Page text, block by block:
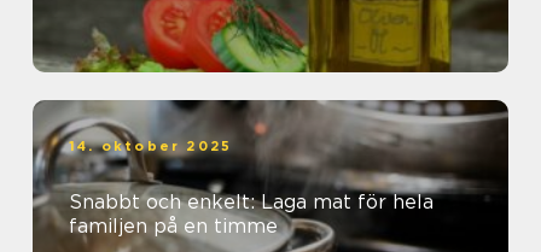
14. oktober 2025
Snabbt och enkelt: Laga mat för hela
familjen på en timme